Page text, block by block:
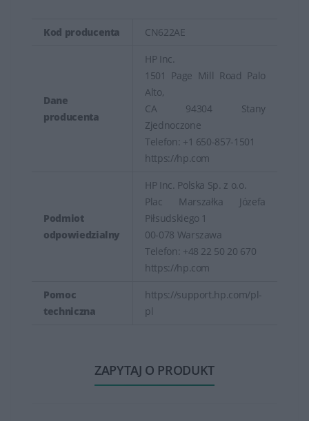
Kod producenta CN622AE
Dane
producenta
HP Inc.
1501 Page Mill Road Palo
Alto,
CA 94304 Stany
Zjednoczone
Telefon: +1 650-857-1501
https://hp.com
Podmiot
odpowiedzialny
HP Inc. Polska Sp. z o.o.
Plac Marszałka Józefa
Piłsudskiego 1
00-078 Warszawa
Telefon: +48 22 50 20 670
https://hp.com
Pomoc
techniczna
https://support.hp.com/pl-
pl
ZAPYTAJ O PRODUKT